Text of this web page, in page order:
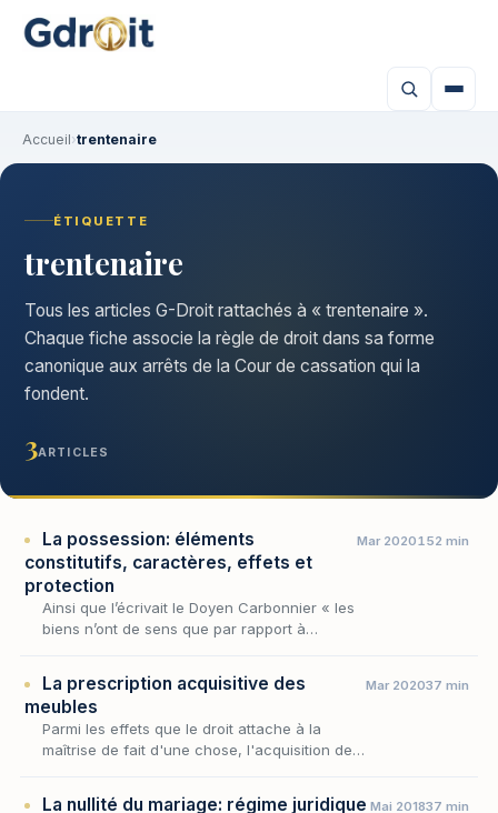
Accueil›trentenaire
ÉTIQUETTE
trentenaire
Tous les articles G-Droit rattachés à « trentenaire ».
Chaque fiche associe la règle de droit dans sa forme
canonique aux arrêts de la Cour de cassation qui la
fondent.
3ARTICLES
La possession: éléments
constitutifs, caractères, effets et
protection
Ainsi que l’écrivait le Doyen Carbonnier « les
biens n’ont de sens que par rapport à
que telles…
Mar 2020152 min
La prescription acquisitive des
meubles
Parmi les effets que le droit attache à la
maîtrise de fait d'une chose, l'acquisition de
Mar 202037 min
La nullité du mariage: régime juridique Mai 201837 min